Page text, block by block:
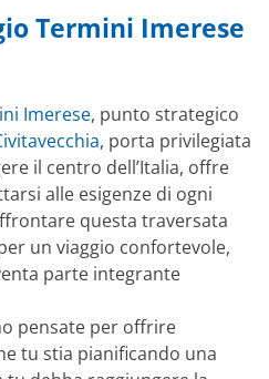
Termini Imerese
Imerese, punto strategico
, porta privilegiata
il centro dell’Italia, offre
alle esigenze di ogni
questa traversata
un viaggio confortevole,
parte integrante
pensate per offrire
tu stia pianificando una